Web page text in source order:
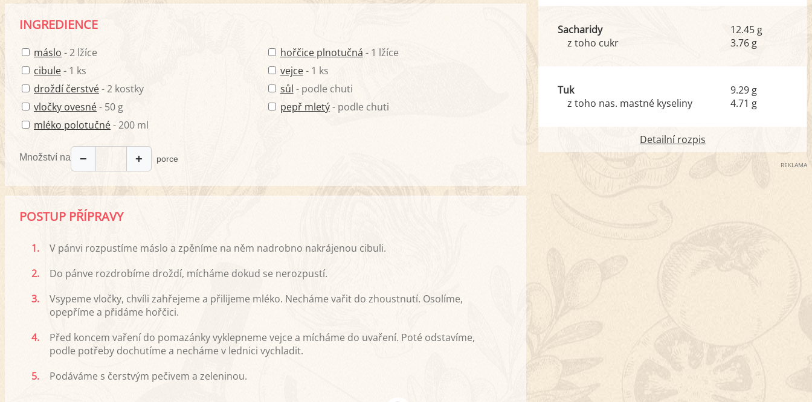
INGREDIENCE
máslo - 2 lžíce
cibule- 1 ks
droždí čerstvé- 2 kostky
vločky ovesné- 50 g
mléko polotučné- 200 ml
hořčice plnotučná - 1 lžíce
vejce- 1 ks
sůl - podle chuti
pepř mletý- podle chuti
Množství na − + porce
POSTUP PŘÍPRAVY
1.
V pánvi rozpustíme máslo a zpěníme na něm nadrobno nakrájenou cibuli.
2.
Do pánve rozdrobíme droždí, mícháme dokud se nerozpustí.
3.
Vsypeme vločky, chvíli zahřejeme a přilijeme mléko. Necháme vařit do zhoustnutí. Osolíme,
opepříme a přidáme hořčici.
4.
Před koncem vaření do pomazánky vyklepneme vejce a mícháme do uvaření. Poté odstavíme,
podle potřeby dochutíme a necháme v lednici vychladit.
5.
Podáváme s čerstvým pečivem a zeleninou.
Sacharidy
z toho cukr
12.45 g
3.76 g
Tuk
z toho nas. mastné kyseliny
9.29 g
4.71 g
Detailní rozpis
REKLAMA